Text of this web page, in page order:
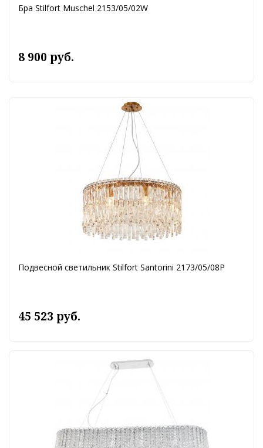
Бра Stilfort Muschel 2153/05/02W
8 900 руб.
Подвесной светильник Stilfort Santorini 2173/05/08P
45 523 руб.